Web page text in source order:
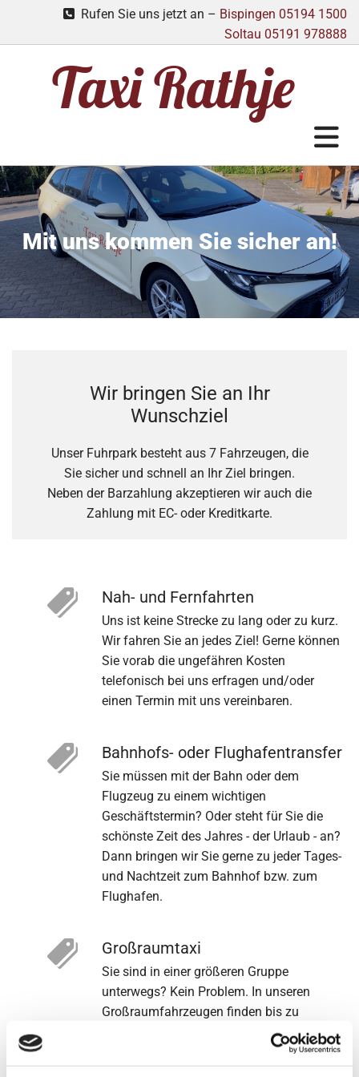
 Rufen Sie uns jetzt an – Bispingen 05194 1500
Soltau 05191 978888
Taxi Rathje
Mit uns kommen Sie sicher an!
Wir bringen Sie an Ihr
Wunschziel
Unser Fuhrpark besteht aus 7 Fahrzeugen, die
Sie sicher und schnell an Ihr Ziel bringen.
Neben der Barzahlung akzeptieren wir auch die
Zahlung mit EC- oder Kreditkarte.
Nah- und Fernfahrten
Uns ist keine Strecke zu lang oder zu kurz.
Wir fahren Sie an jedes Ziel! Gerne können
Sie vorab die ungefähren Kosten
telefonisch bei uns erfragen und/oder
einen Termin mit uns vereinbaren.
Bahnhofs- oder Flughafentransfer
Sie müssen mit der Bahn oder dem
Flugzeug zu einem wichtigen
Geschäftstermin? Oder steht für Sie die
schönste Zeit des Jahres - der Urlaub - an?
Dann bringen wir Sie gerne zu jeder Tages-
und Nachtzeit zum Bahnhof bzw. zum
Flughafen.
Großraumtaxi
Sie sind in einer größeren Gruppe
unterwegs? Kein Problem. In unseren
Großraumfahrzeugen finden bis zu